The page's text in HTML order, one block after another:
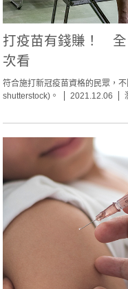
打疫苗有錢賺！ 全
次看
符合施打新冠疫苗資格的民眾，
shutterstock)。
2021.12.06